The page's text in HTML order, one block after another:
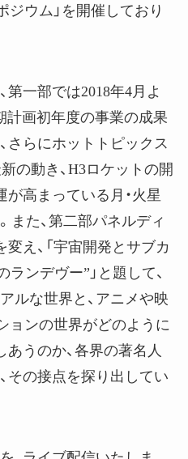
ジウム」を開催しており
第一部では2018年4月よ
計画初年度の事業の成果
さらにホットトピックス
の動き、H3ロケットの開
が高まっている月・火星
また、第二部パネルディ
え、「宇宙開発とサブカ
ンデヴー”」と題して、
ルな世界と、アニメや映
ョンの世界がどのように
あうのか、各界の著名人
その接点を探り出してい